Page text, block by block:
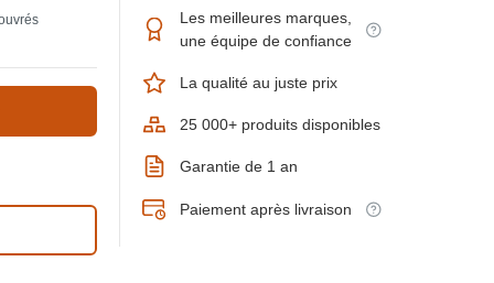
Les meilleures marques,
une équipe de confiance
La qualité au juste prix
25 000+ produits disponibles
Garantie de 1 an
Paiement après livraison